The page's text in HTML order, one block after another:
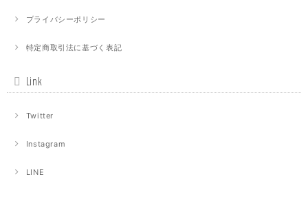
プライバシーポリシー
特定商取引法に基づく表記
Link
Twitter
Instagram
LINE